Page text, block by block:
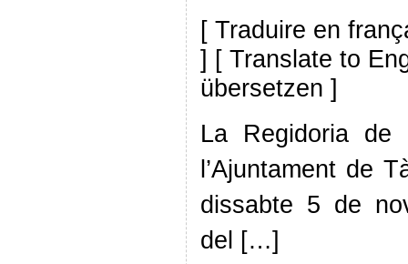
[ Traduire en
] [ Translate to
übersetzen ]
La Regidoria de
l’Ajuntament de
dissabte 5 de
del […]